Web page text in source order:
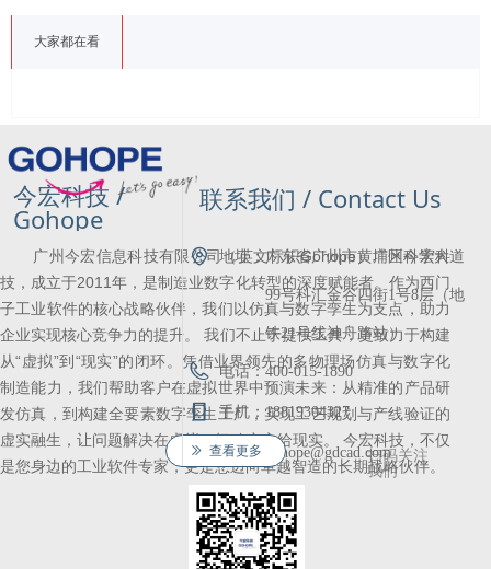
大家都在看
联系我们 / Contact Us
扫码关注
我们
今宏科技 /
Gohope
广州今宏信息科技有限公司（英文标识Gohope）广州今宏科
技，成立于2011年，是制造业数字化转型的深度赋能者。作为西门
子工业软件的核心战略伙伴，我们以仿真与数字孪生为支点，助力
企业实现核心竞争力的提升。 我们不止于提供工具，更致力于构建
从“虚拟”到“现实”的闭环。凭借业界领先的多物理场仿真与数字化
制造能力，我们帮助客户在虚拟世界中预演未来：从精准的产品研
发仿真，到构建全要素数字孪生工厂，实现工艺规划与产线验证的
虚实融生，让问题解决在虚拟，把确定交给现实。 今宏科技，不仅
是您身边的工业软件专家，更是您迈向卓越智造的长期战略伙伴。
地址：广东省广州市黄埔区科学大道
99号科汇金谷四街1号8层（地
铁21号线神舟路站）
电话：400-015-1890
手机： 18819304327
邮箱： gohope@gdcad.com
ꅀ 查看更多